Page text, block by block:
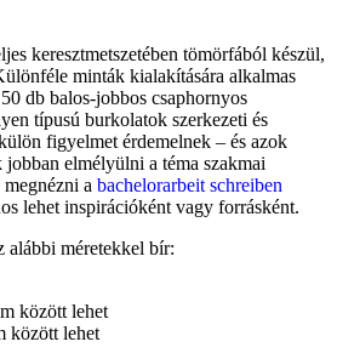
keresztmetszetében tömörfából készül,
minták kialakítására alkalmas
db balos-jobbos csaphornyos
típusú burkolatok szerkezeti és
figyelmet érdemelnek – és azok
jobban elmélyülni a téma szakmai
a bachelorarbeit schreiben
lehet inspirációként vagy forrásként.
alábbi méretekkel bír:
között lehet
között lehet